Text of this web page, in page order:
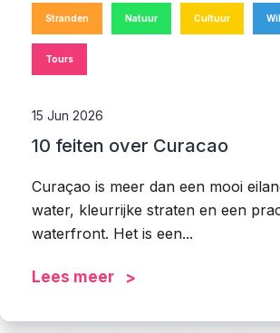
Stranden Natuur Cultuur
Tours
15 Jun 2026
10 feiten over Curacao
Curaçao is meer dan een mooi
water, kleurrijke straten en een
waterfront. Het is een...
Lees meer